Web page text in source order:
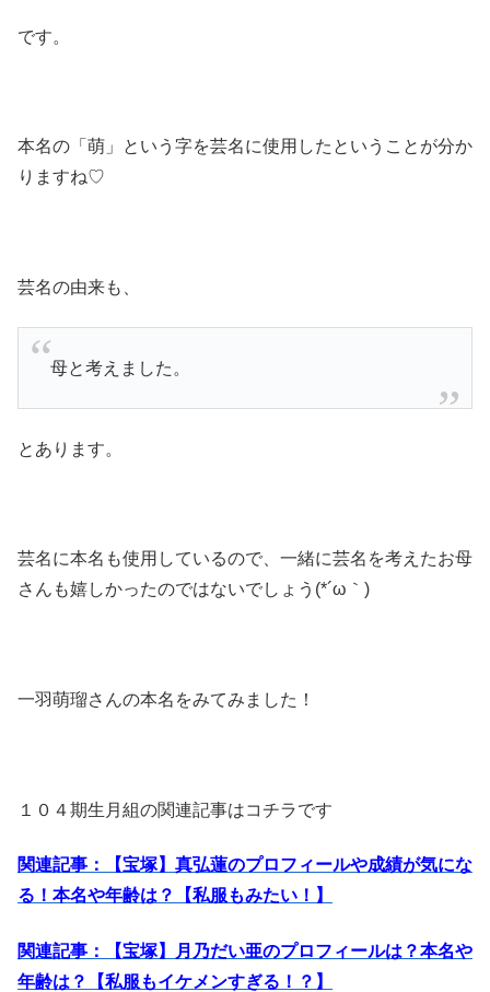
です。
本名の「萌」という字を芸名に使用したということが分か
りますね♡
芸名の由来も、
母と考えました。
とあります。
芸名に本名も使用しているので、一緒に芸名を考えたお母
さんも嬉しかったのではないでしょう(*´ω｀)
一羽萌瑠さんの本名をみてみました！
１０４期生月組の関連記事はコチラです
関連記事：【宝塚】真弘蓮のプロフィールや成績が気にな
る！本名や年齢は？【私服もみたい！】
関連記事：【宝塚】月乃だい亜のプロフィールは？本名や
年齢は？【私服もイケメンすぎる！？】